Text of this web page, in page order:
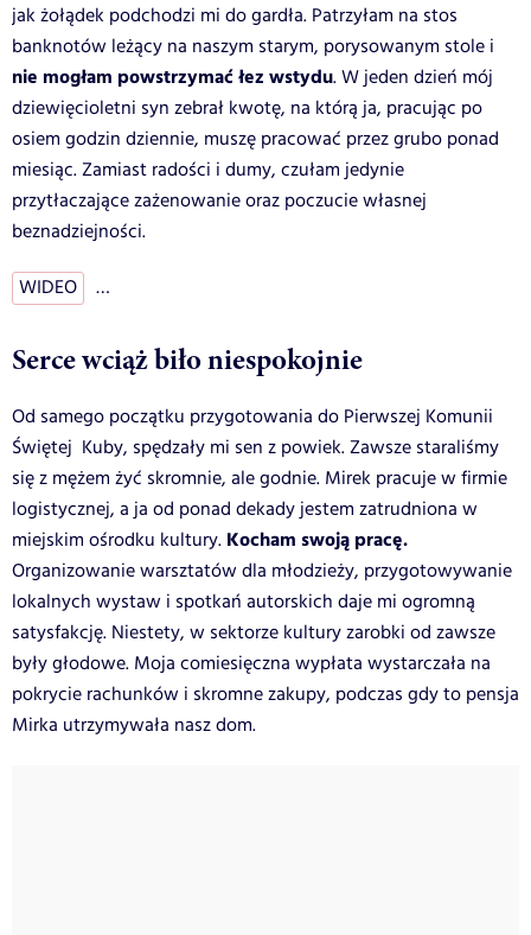
jak żołądek podchodzi mi do gardła. Patrzyłam na stos
banknotów leżący na naszym starym, porysowanym stole i
nie mogłam powstrzymać łez wstydu. W jeden dzień mój
dziewięcioletni syn zebrał kwotę, na którą ja, pracując po
osiem godzin dziennie, muszę pracować przez grubo ponad
miesiąc. Zamiast radości i dumy, czułam jedynie
przytłaczające zażenowanie oraz poczucie własnej
beznadziejności.
WIDEO …
Serce wciąż biło niespokojnie
Od samego początku przygotowania do Pierwszej Komunii
Świętej Kuby, spędzały mi sen z powiek. Zawsze staraliśmy
się z mężem żyć skromnie, ale godnie. Mirek pracuje w firmie
logistycznej, a ja od ponad dekady jestem zatrudniona w
miejskim ośrodku kultury. Kocham swoją pracę.
Organizowanie warsztatów dla młodzieży, przygotowywanie
lokalnych wystaw i spotkań autorskich daje mi ogromną
satysfakcję. Niestety, w sektorze kultury zarobki od zawsze
były głodowe. Moja comiesięczna wypłata wystarczała na
pokrycie rachunków i skromne zakupy, podczas gdy to pensja
Mirka utrzymywała nasz dom.